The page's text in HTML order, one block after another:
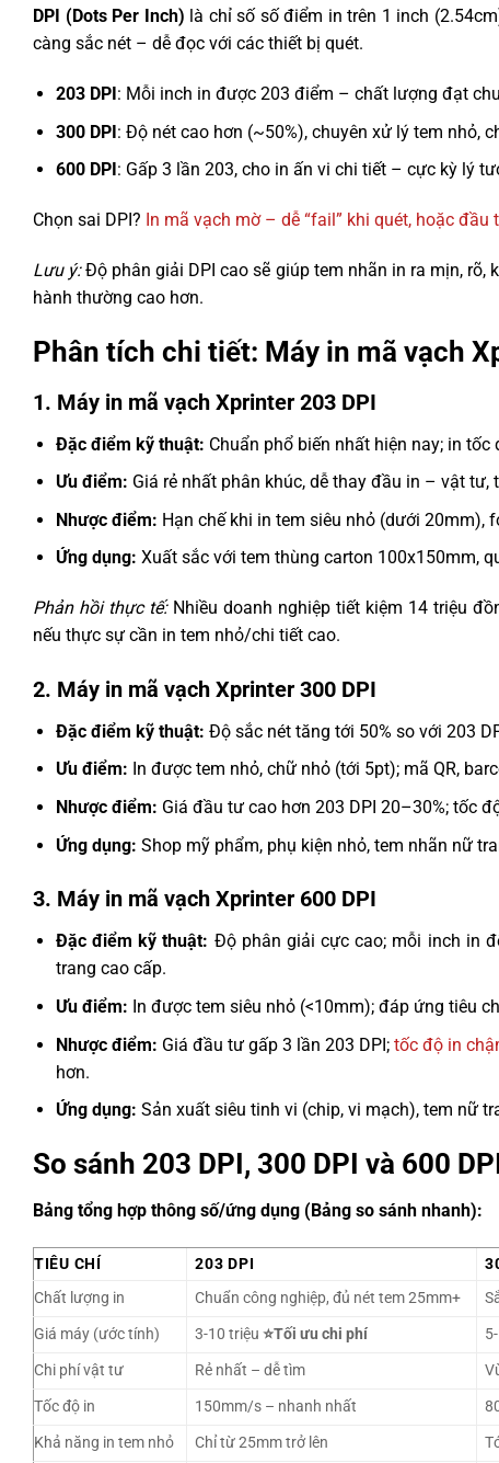
DPI (Dots Per Inch) là chỉ số số điểm in trên 1 inch
càng sắc nét – dễ đọc với các thiết bị quét.
203 DPI: Mỗi inch in được 203 điểm – chất lượng đạt
300 DPI: Độ nét cao hơn (~50%), chuyên xử lý tem nhỏ,
600 DPI : Gấp 3 lần 203, cho in ấn vi chi tiết – cực kỳ lý
Chọn sai DPI? In mã vạch mờ – dễ “fail” khi quét, hoặc
Lưu ý:Độ phân giải DPI cao sẽ giúp tem nhãn in ra mịn,
hành thường cao hơn.
Phân tích chi tiết: Máy in mã vạch
1. Máy in mã vạch Xprinter 203 DPI
Đặc điểm kỹ thuật: Chuẩn phổ biến nhất hiện nay; in
Ưu điểm: Giá rẻ nhất phân khúc, dễ thay đầu in – vật
Nhược điểm: Hạn chế khi in tem siêu nhỏ (dưới 20mm),
Ứng dụng: Xuất sắc với tem thùng carton 100x150mm,
Phản hồi thực tế:Nhiều doanh nghiệp tiết kiệm 14 triệu
nếu thực sự cần in tem nhỏ/chi tiết cao.
2. Máy in mã vạch Xprinter 300 DPI
Đặc điểm kỹ thuật: Độ sắc nét tăng tới 50% so với 203
Ưu điểm: In được tem nhỏ, chữ nhỏ (tới 5pt); mã QR,
Nhược điểm: Giá đầu tư cao hơn 203 DPI 20–30%; tốc
Ứng dụng: Shop mỹ phẩm, phụ kiện nhỏ, tem nhãn nữ
3. Máy in mã vạch Xprinter 600 DPI
Đặc điểm kỹ thuật: Độ phân giải cực cao; mỗi inch in
trang cao cấp.
Ưu điểm: In được tem siêu nhỏ (<10mm); đáp ứng tiêu
Nhược điểm: Giá đầu tư gấp 3 lần 203 DPI; tốc độ in
hơn.
Ứng dụng: Sản xuất siêu tinh vi (chip, vi mạch), tem nữ
So sánh 203 DPI, 300 DPI và 600
Bảng tổng hợp thông số/ứng dụng (Bảng so sánh nhanh):
TIÊU CHÍ 203 DPI
Chất lượng in
Chuẩn công nghiệp, đủ nét tem 25mm+
Giá máy (ước tính)
3-10 triệu⭐Tối ưu chi phí
Chi phí vật tư
Rẻ nhất – dễ tìm
Tốc độ in
150mm/s – nhanh nhất
Khả năng in tem nhỏ
Chỉ từ 25mm trở lên